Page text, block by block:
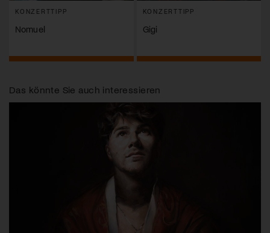
KONZERTTIPP
Nomuel
KONZERTTIPP
Gigi
Das könnte Sie auch interessieren